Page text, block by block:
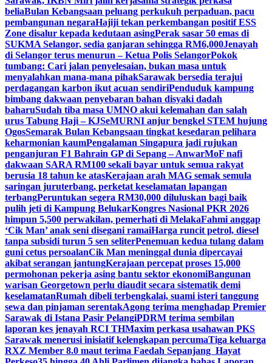
beliaBulan Kebangsaan peluang perkukuh perpaduan, pacu
pembangunan negaraHajiji tekan perkembangan positif ESS
Zone disalur kepada kedutaan asingPerak sasar 50 emas di
SUKMA Selangor, sedia ganjaran sehingga RM6,000Jenayah
di Selangor terus menurun – Ketua Polis SelangorPokok
tumbang: Cari jalan penyelesaian, bukan masa untuk
menyalahkan mana-mana pihakSarawak bersedia terajui
perdagangan karbon ikut acuan sendiriPenduduk kampung
bimbang dakwaan penyebaran bahan disyaki dadah
baharuSudah tiba masa UMNO akui kelemahan dan salah
urus Tabung Haji – KJSeMURNI anjur bengkel STEM hujung
OgosSemarak Bulan Kebangsaan tingkat kesedaran pelihara
keharmonian kaumPengalaman Singapura jadi rujukan
penganjuran F1 Bahrain GP di Sepang – AnwarMoF nafi
dakwaan SARA RM100 sekali bayar untuk semua rakyat
berusia 18 tahun ke atasKerajaan arah MAG semak semula
saringan juruterbang, perketat keselamatan lapangan
terbangPeruntukan segera RM30,000 diluluskan bagi baik
pulih jeti di Kampung BelukarKongres Nasional PKR 2026
himpun 5,500 perwakilan, pemerhati di MelakaFahmi anggap
‘Cik Man’ anak seni disegani ramaiHarga runcit petrol, diesel
tanpa subsidi turun 5 sen seliterPenemuan kedua tulang dalam
guni cetus persoalanCik Man meninggal dunia dipercayai
akibat serangan jantungKerajaan percepat proses 15,000
permohonan pekerja asing bantu sektor ekonomiBangunan
warisan Georgetown perlu diaudit secara sistematik demi
keselamatanRumah dibeli terbengkalai, suami isteri tanggung
sewa dan pinjaman serentakAgong terima menghadap Premier
Sarawak di Istana Pasir PelangiPDRM terima sembilan
laporan kes jenayah RCI THMaxim perkasa usahawan PKS
Sarawak menerusi inisiatif kelengkapan percumaTiga keluarga
RXZ Member 8.0 maut terima Faedah Sepanjang Hayat